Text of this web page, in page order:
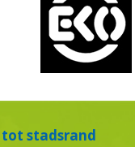
stadsrand